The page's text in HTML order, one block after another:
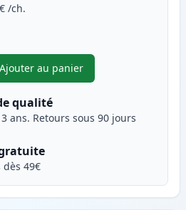
/ch.
ajuster
Ajouter au panier
,Canon PGI-580XXL
qualité
ans. Retours sous 90 jours
49€